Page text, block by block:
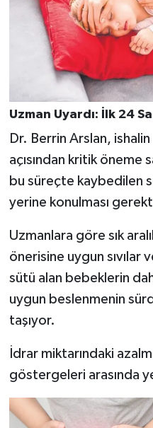
Uzman Uyardı: İlk 24
Dr. Berrin Arslan,
açısından kritik
bu süreçte kaybedilen
yerine konulması
Uzmanlara göre sık
önerisine uygun sıvılar
sütü alan bebeklerin
uygun beslenmenin
taşıyor.
İdrar miktarındaki
göstergeleri arasında